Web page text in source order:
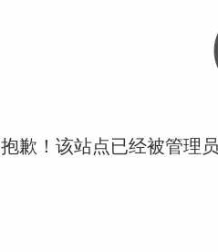
抱歉！该站点已经被管理